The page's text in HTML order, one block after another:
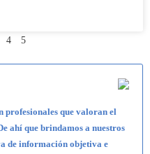
4 5
profesionales que valoran el
ahí que brindamos a nuestros
de información objetiva e